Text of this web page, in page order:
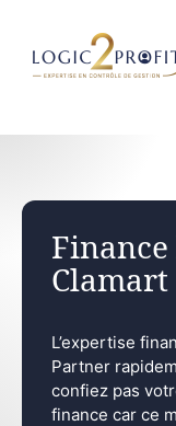
contenu
Clamart
L’expertise
Partner
confiez pas
finance car ce